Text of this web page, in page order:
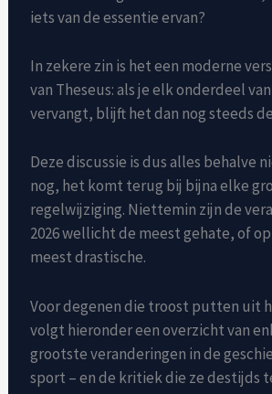
iets van de essentie ervan?
In zekere zin is het een moderne
van Theseus: als je elk onderdeel
vervangt, blijft het dan nog steeds
Deze discussie is dus alles behalve
nog, het komt terug bij bijna elke
regelwijziging. Niettemin zijn de
2026 wellicht de meest gehate, of
meest drastische.
Voor degenen die troost putten uit
volgt hieronder een overzicht van
grootste veranderingen in de
sport – en de kritiek die ze destijds